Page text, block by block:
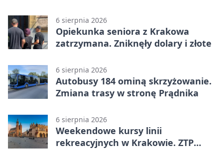
6 sierpnia 2026
Opiekunka seniora z Krakowa
zatrzymana. Zniknęły dolary i złote
6 sierpnia 2026
Autobusy 184 ominą skrzyżowanie.
Zmiana trasy w stronę Prądnika
6 sierpnia 2026
Weekendowe kursy linii
rekreacyjnych w Krakowie. ZTP